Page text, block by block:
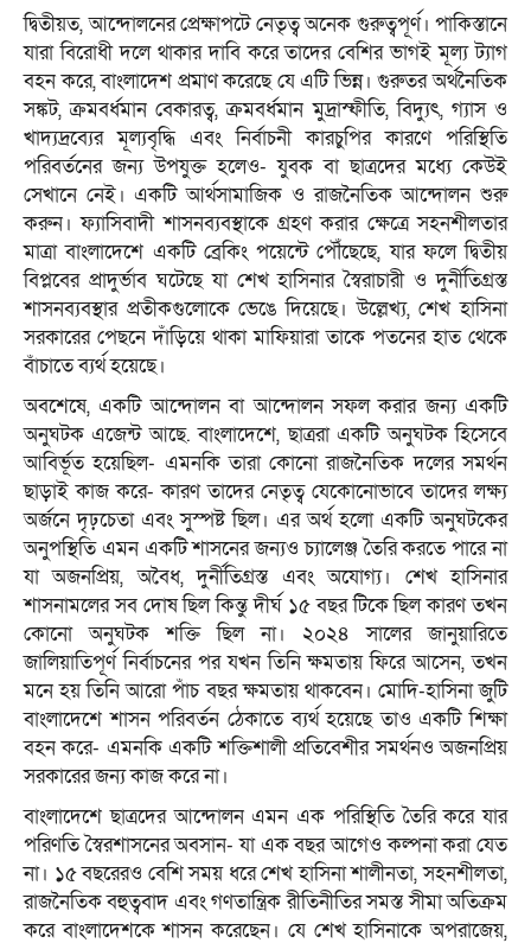
দ্বিতীয়ত, আন্দোলনের প্রেক্ষাপটে নেতৃত্ব অনেক গুরুত্বপূর্ণ। পাকিস্তানে
যারা বিরোধী দলে থাকার দাবি করে তাদের বেশির ভাগই মূল্য ট্যাগ
বহন করে, বাংলাদেশ প্রমাণ করেছে যে এটি ভিন্ন। গুরুতর অর্থনৈতিক
সঙ্কট, ক্রমবর্ধমান বেকারত্ব, ক্রমবর্ধমান মুদ্রাস্ফীতি, বিদ্যুৎ, গ্যাস ও
খাদ্যদ্রব্যের মূল্যবৃদ্ধি এবং নির্বাচনী কারচুপির কারণে পরিস্থিতি
পরিবর্তনের জন্য উপযুক্ত হলেও- যুবক বা ছাত্রদের মধ্যে কেউই
সেখানে নেই। একটি আর্থসামাজিক ও রাজনৈতিক আন্দোলন শুরু
করুন। ফ্যাসিবাদী শাসনব্যবস্থাকে গ্রহণ করার ক্ষেত্রে সহনশীলতার
মাত্রা বাংলাদেশে একটি ব্রেকিং পয়েন্টে পৌঁছেছে, যার ফলে দ্বিতীয়
বিপ্লবের প্রাদুর্ভাব ঘটেছে যা শেখ হাসিনার স্বৈরাচারী ও দুর্নীতিগ্রস্ত
শাসনব্যবস্থার প্রতীকগুলোকে ভেঙে দিয়েছে। উল্লেখ্য, শেখ হাসিনা
সরকারের পেছনে দাঁড়িয়ে থাকা মাফিয়ারা তাকে পতনের হাত থেকে
বাঁচাতে ব্যর্থ হয়েছে।
অবশেষে, একটি আন্দোলন বা আন্দোলন সফল করার জন্য একটি
অনুঘটক এজেন্ট আছে. বাংলাদেশে, ছাত্ররা একটি অনুঘটক হিসেবে
আবির্ভূত হয়েছিল- এমনকি তারা কোনো রাজনৈতিক দলের সমর্থন
ছাড়াই কাজ করে- কারণ তাদের নেতৃত্ব যেকোনোভাবে তাদের লক্ষ্য
অর্জনে দৃঢ়চেতা এবং সুস্পষ্ট ছিল। এর অর্থ হলো একটি অনুঘটকের
অনুপস্থিতি এমন একটি শাসনের জন্যও চ্যালেঞ্জ তৈরি করতে পারে না
যা অজনপ্রিয়, অবৈধ, দুর্নীতিগ্রস্ত এবং অযোগ্য। শেখ হাসিনার
শাসনামলের সব দোষ ছিল কিন্তু দীর্ঘ ১৫ বছর টিকে ছিল কারণ তখন
কোনো অনুঘটক শক্তি ছিল না। ২০২৪ সালের জানুয়ারিতে
জালিয়াতিপূর্ণ নির্বাচনের পর যখন তিনি ক্ষমতায় ফিরে আসেন, তখন
মনে হয় তিনি আরো পাঁচ বছর ক্ষমতায় থাকবেন। মোদি-হাসিনা জুটি
বাংলাদেশে শাসন পরিবর্তন ঠেকাতে ব্যর্থ হয়েছে তাও একটি শিক্ষা
বহন করে- এমনকি একটি শক্তিশালী প্রতিবেশীর সমর্থনও অজনপ্রিয়
সরকারের জন্য কাজ করে না।
বাংলাদেশে ছাত্রদের আন্দোলন এমন এক পরিস্থিতি তৈরি করে যার
পরিণতি স্বৈরশাসনের অবসান- যা এক বছর আগেও কল্পনা করা যেত
না। ১৫ বছরেরও বেশি সময় ধরে শেখ হাসিনা শালীনতা, সহনশীলতা,
রাজনৈতিক বহুত্ববাদ এবং গণতান্ত্রিক রীতিনীতির সমস্ত সীমা অতিক্রম
করে বাংলাদেশকে শাসন করেছেন। যে শেখ হাসিনাকে অপরাজেয়,